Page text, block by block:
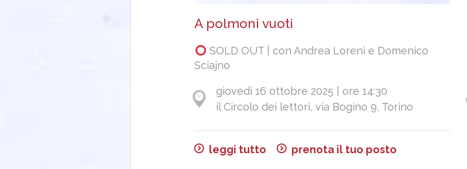
A polmoni vuoti
SOLD OUT | con Andrea Loreni e Domenico
Sciajno
giovedì 16 ottobre 2025 | ore 14:30
il Circolo dei lettori, via Bogino 9, Torino
leggi tutto prenota il tuo posto